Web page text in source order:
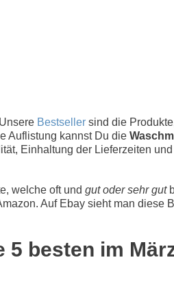
Bestseller sind die
Auflistung kannst Du die
Einhaltung der Lieferzeiten
welche oft und gut oder sehr gut
Auf Ebay sieht man diese
besten im